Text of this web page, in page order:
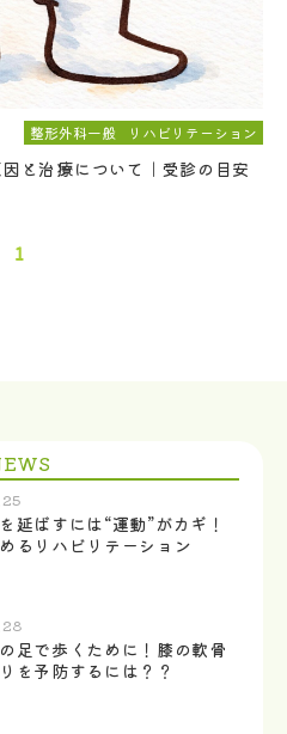
整形外科一般 リハビリテーション
と治療について｜受診の目安
1
延ばすには“運動”がカギ！
るリハビリテーション
足で歩くために！膝の軟骨
を予防するには？？